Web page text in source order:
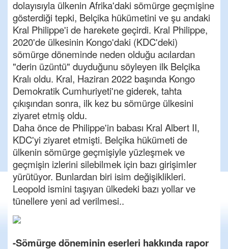
dolayısıyla ülkenin Afrika'daki sömürge geçmişine
gösterdiği tepki, Belçika hükümetini ve şu andaki
Kral Philippe'i de harekete geçirdi. Kral Philippe,
2020'de ülkesinin Kongo'daki (KDC'deki)
sömürge döneminde neden olduğu acılardan
"derin üzüntü" duyduğunu söyleyen ilk Belçika
Kralı oldu. Kral, Haziran 2022 başında Kongo
Demokratik Cumhuriyeti'ne giderek, tahta
çıkışından sonra, ilk kez bu sömürge ülkesini
ziyaret etmiş oldu.
Daha önce de Philippe'in babası Kral Albert II,
KDC'yi ziyaret etmişti. Belçika hükümeti de
ülkenin sömürge geçmişiyle yüzleşmek ve
geçmişin izlerini silebilmek için bazı girişimler
yürütüyor. Bunlardan biri isim değişiklikleri.
Leopold ismini taşıyan ülkedeki bazı yollar ve
tünellere yeni ad verilmesi..
-Sömürge döneminin eserleri hakkında rapor